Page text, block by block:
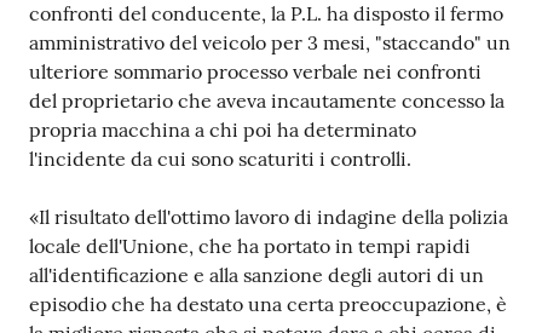
confronti del conducente, la P.L. ha disposto il fermo
amministrativo del veicolo per 3 mesi, "staccando" un
ulteriore sommario processo verbale nei confronti
del proprietario che aveva incautamente concesso la
propria macchina a chi poi ha determinato
l'incidente da cui sono scaturiti i controlli.
«Il risultato dell'ottimo lavoro di indagine della polizia
locale dell'Unione, che ha portato in tempi rapidi
all'identificazione e alla sanzione degli autori di un
episodio che ha destato una certa preoccupazione, è